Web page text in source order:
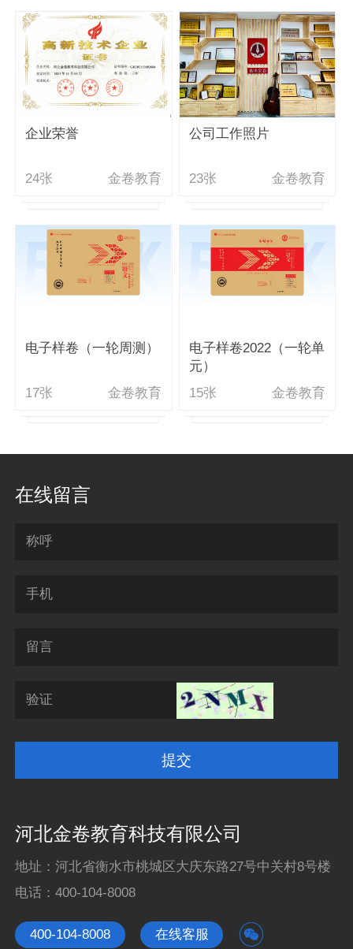
企业荣誉
24张 金卷教育
公司工作照片
23张 金卷教育
电子样卷（一轮周测）
17张 金卷教育
电子样卷2022（一轮单
元）
15张
金卷教育
在线留言
称呼
手机
留言
验证
河北金卷教育科技有限公司
地址：河北省衡水市桃城区大庆东路27号中关村8号楼
电话：400-104-8008
400-104-8008 在线客服 